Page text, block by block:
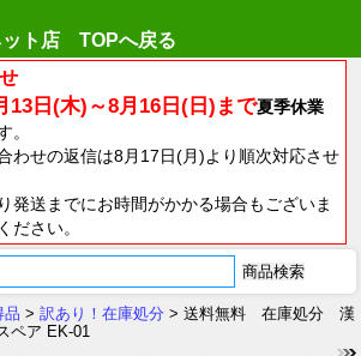
ット店 TOPへ戻る
13日(木)～8月16日(日)まで夏季休業
。
わせの返信は8月17日(月)より順次対応させ
発送までにお時間がかかる場合もございま
ださい。
品 > 訳あり！在庫処分 > 送料無料 在庫処分 漢
ペア EK-01